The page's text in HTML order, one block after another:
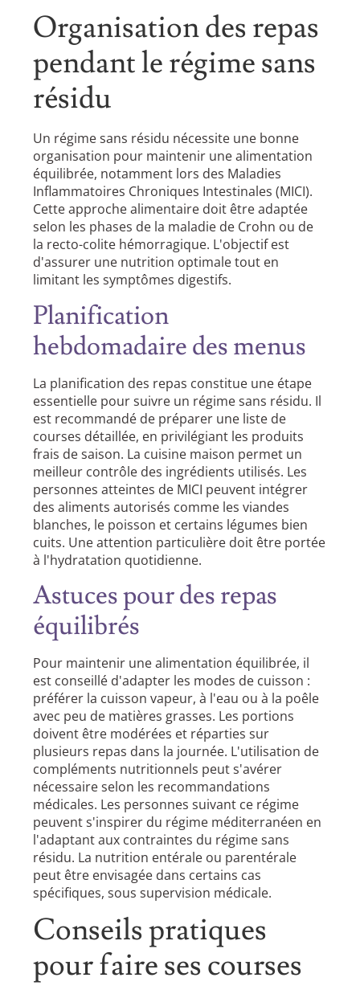
Organisation des repas
pendant le régime sans
résidu
Un régime sans résidu nécessite une bonne
organisation pour maintenir une alimentation
équilibrée, notamment lors des Maladies
Inflammatoires Chroniques Intestinales (MICI).
Cette approche alimentaire doit être adaptée
selon les phases de la maladie de Crohn ou de
la recto-colite hémorragique. L'objectif est
d'assurer une nutrition optimale tout en
limitant les symptômes digestifs.
Planification
hebdomadaire des menus
La planification des repas constitue une étape
essentielle pour suivre un régime sans résidu. Il
est recommandé de préparer une liste de
courses détaillée, en privilégiant les produits
frais de saison. La cuisine maison permet un
meilleur contrôle des ingrédients utilisés. Les
personnes atteintes de MICI peuvent intégrer
des aliments autorisés comme les viandes
blanches, le poisson et certains légumes bien
cuits. Une attention particulière doit être portée
à l'hydratation quotidienne.
Astuces pour des repas
équilibrés
Pour maintenir une alimentation équilibrée, il
est conseillé d'adapter les modes de cuisson :
préférer la cuisson vapeur, à l'eau ou à la poêle
avec peu de matières grasses. Les portions
doivent être modérées et réparties sur
plusieurs repas dans la journée. L'utilisation de
compléments nutritionnels peut s'avérer
nécessaire selon les recommandations
médicales. Les personnes suivant ce régime
peuvent s'inspirer du régime méditerranéen en
l'adaptant aux contraintes du régime sans
résidu. La nutrition entérale ou parentérale
peut être envisagée dans certains cas
spécifiques, sous supervision médicale.
Conseils pratiques
pour faire ses courses